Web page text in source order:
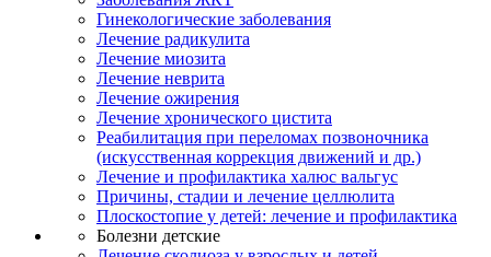
Гинекологические заболевания
Лечение радикулита
Лечение миозита
Лечение неврита
Лечение ожирения
Лечение хронического цистита
Реабилитация при переломах позвоночника
(искусственная коррекция движений и др.)
Лечение и профилактика халюс вальгус
Причины, стадии и лечение целлюлита
Плоскостопие у детей: лечение и профилактика
Болезни детские